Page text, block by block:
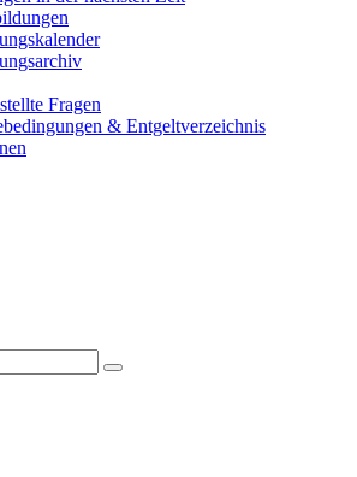
Fragen
& Entgeltverzeichnis